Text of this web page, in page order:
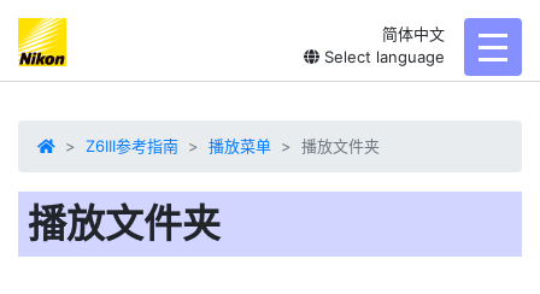
简体中文
Select language
Z6III参考指南 播放菜单 播放文件夹
播放文件夹